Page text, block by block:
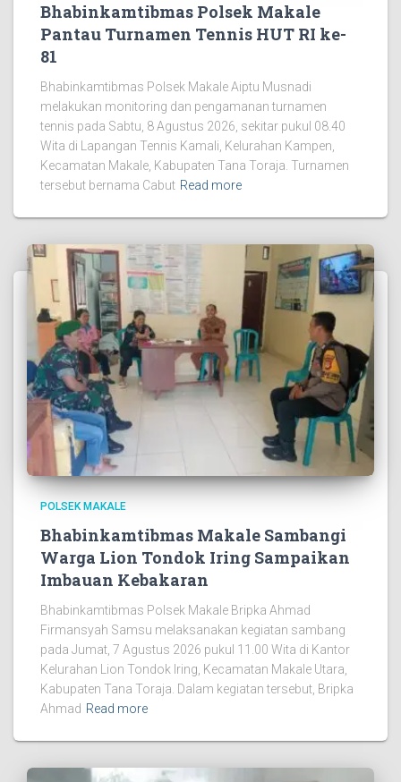
Bhabinkamtibmas Polsek Makale
Pantau Turnamen Tennis HUT RI ke-
81
Bhabinkamtibmas Polsek Makale Aiptu Musnadi
melakukan monitoring dan pengamanan turnamen
tennis pada Sabtu, 8 Agustus 2026, sekitar pukul 08.40
Wita di Lapangan Tennis Kamali, Kelurahan Kampen,
Kecamatan Makale, Kabupaten Tana Toraja. Turnamen
tersebut bernama Cabut Read more
POLSEK MAKALE
Bhabinkamtibmas Makale Sambangi
Warga Lion Tondok Iring Sampaikan
Imbauan Kebakaran
Bhabinkamtibmas Polsek Makale Bripka Ahmad
Firmansyah Samsu melaksanakan kegiatan sambang
pada Jumat, 7 Agustus 2026 pukul 11.00 Wita di Kantor
Kelurahan Lion Tondok Iring, Kecamatan Makale Utara,
Kabupaten Tana Toraja. Dalam kegiatan tersebut, Bripka
Ahmad Read more